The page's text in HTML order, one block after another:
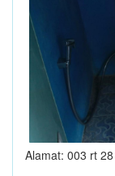
Alamat: 003 rt